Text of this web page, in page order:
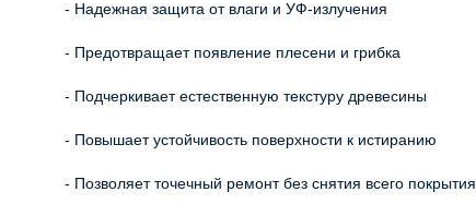
- Надежная защита от влаги и УФ-излучения
- Предотвращает появление плесени и грибка
- Подчеркивает естественную текстуру древесины
- Повышает устойчивость поверхности к истиранию
- Позволяет точечный ремонт без снятия всего покрытия